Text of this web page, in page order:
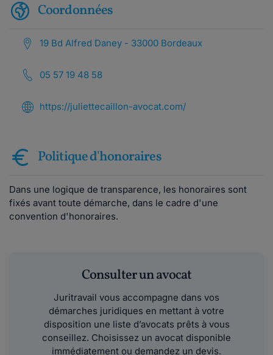
Coordonnées
19 Bd Alfred Daney - 33000 Bordeaux
05 57 19 48 58
https://juliettecaillon-avocat.com/
Politique d'honoraires
Dans une logique de transparence, les honoraires sont
fixés avant toute démarche, dans le cadre d'une
convention d'honoraires.
Consulter un avocat
Juritravail vous accompagne dans vos
démarches juridiques en mettant à votre
disposition une liste d’avocats prêts à vous
conseillez. Choisissez un avocat disponible
immédiatement ou demandez un devis.